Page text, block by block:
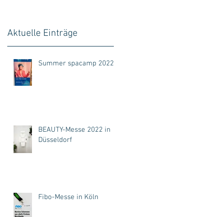
Aktuelle Einträge
Summer spacamp 2022
BEAUTY-Messe 2022 in
Düsseldorf
Fibo-Messe in Köln